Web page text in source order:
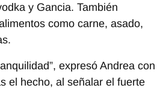
y Gancia. También
como carne, asado,
expresó Andrea con
el hecho, al señalar el fuerte